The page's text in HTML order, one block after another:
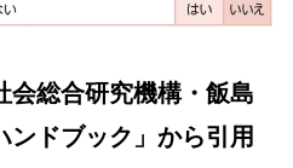
会総合研究機構・飯島
ンドブック」から引用